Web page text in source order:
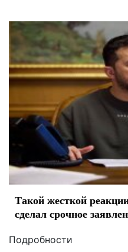
Такой жесткой
сделал срочное
Подробности